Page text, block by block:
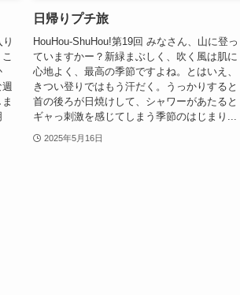
日帰りプチ旅
HouHou-ShuHou!第19回 みなさん、山に登っ
ていますかー？新緑まぶしく、吹く風は肌に
心地よく、最高の季節ですよね。とはいえ、
きつい登りではもう汗だく。うっかりすると
首の後ろが日焼けして、シャワーがあたると
ギャっ刺激を感じてしまう季節のはじまり...
2025年5月16日